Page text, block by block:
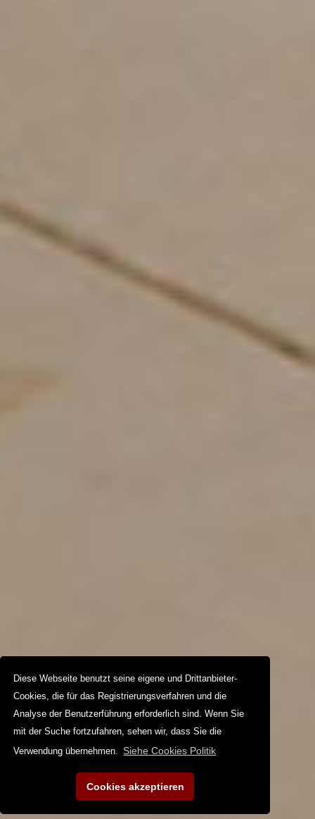
Diese Webseite benutzt seine eigene und Drittanbieter-
Cookies, die für das Registrierungsverfahren und die
Analyse der Benutzerführung erforderlich sind. Wenn Sie
mit der Suche fortzufahren, sehen wir, dass Sie die
Verwendung übernehmen. Siehe Cookies Politik
Cookies akzeptieren